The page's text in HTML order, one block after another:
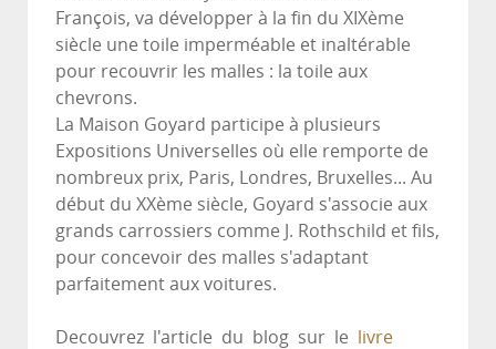
François, va développer à la fin du XIXème
siècle une toile imperméable et inaltérable
pour recouvrir les malles : la toile aux
chevrons.
La Maison Goyard participe à plusieurs
Expositions Universelles où elle remporte de
nombreux prix, Paris, Londres, Bruxelles... Au
début du XXème siècle, Goyard s'associe aux
grands carrossiers comme J. Rothschild et fils,
pour concevoir des malles s'adaptant
parfaitement aux voitures.
Decouvrez l'article du blog sur le livre